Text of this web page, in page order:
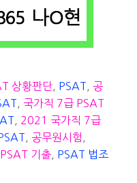
상황판단, PSAT
공
국가직 7급 PSAT
2021 국가직 7급
공무원시험
기출
PSAT 법조